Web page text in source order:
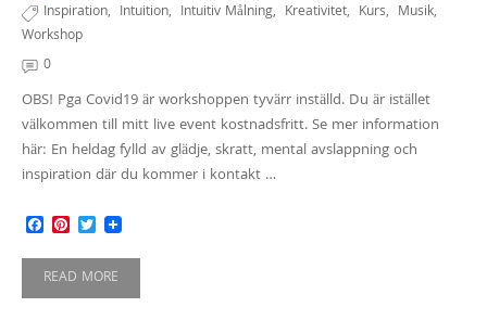
Inspiration, Intuition, Intuitiv Målning, Kreativitet, Kurs, Musik,
Workshop
0
OBS! Pga Covid19 är workshoppen tyvärr inställd. Du är istället
välkommen till mitt live event kostnadsfritt. Se mer information
här: En heldag fylld av glädje, skratt, mental avslappning och
inspiration där du kommer i kontakt …
Facebook
Pinterest
Twitter
READ MORE